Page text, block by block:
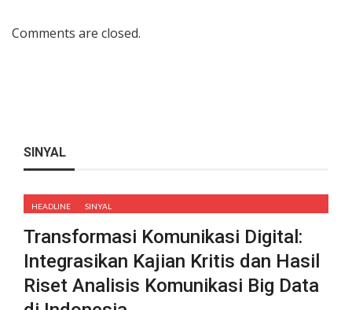
Comments are closed.
SINYAL
HEADLINE SINYAL
Transformasi Komunikasi Digital:
Integrasikan Kajian Kritis dan Hasil
Riset Analisis Komunikasi Big Data